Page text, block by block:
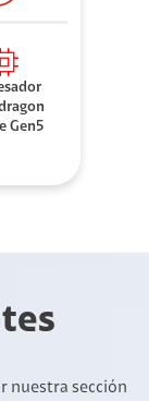
Gen5
nuestra sección